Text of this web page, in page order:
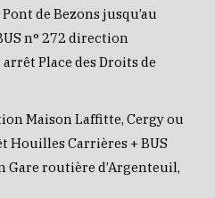
de Bezons jusqu’au
n° 272 direction
Place des Droits de
Maison Laffitte, Cergy ou
Houilles Carrières + BUS
Gare routière d’Argenteuil,